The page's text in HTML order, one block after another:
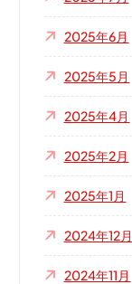
2025年6月
2025年5月
2025年4月
2025年2月
2025年1月
2024年12月
2024年11月